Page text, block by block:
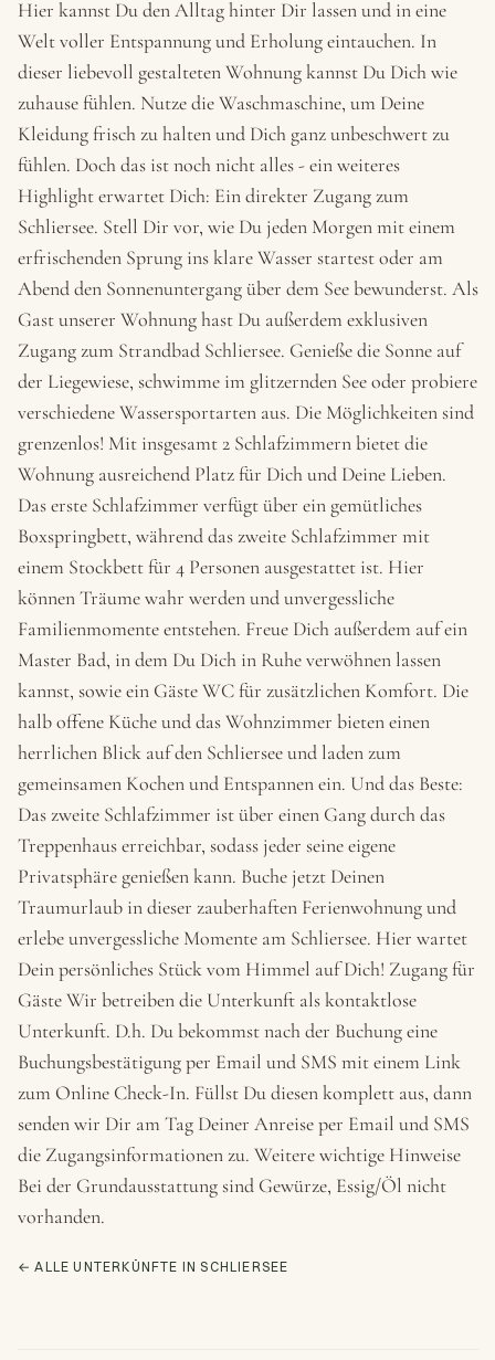
Hier kannst Du den Alltag hinter Dir lassen und in eine
Welt voller Entspannung und Erholung eintauchen. In
dieser liebevoll gestalteten Wohnung kannst Du Dich wie
zuhause fühlen. Nutze die Waschmaschine, um Deine
Kleidung frisch zu halten und Dich ganz unbeschwert zu
fühlen. Doch das ist noch nicht alles - ein weiteres
Highlight erwartet Dich: Ein direkter Zugang zum
Schliersee. Stell Dir vor, wie Du jeden Morgen mit einem
erfrischenden Sprung ins klare Wasser startest oder am
Abend den Sonnenuntergang über dem See bewunderst. Als
Gast unserer Wohnung hast Du außerdem exklusiven
Zugang zum Strandbad Schliersee. Genieße die Sonne auf
der Liegewiese, schwimme im glitzernden See oder probiere
verschiedene Wassersportarten aus. Die Möglichkeiten sind
grenzenlos! Mit insgesamt 2 Schlafzimmern bietet die
Wohnung ausreichend Platz für Dich und Deine Lieben.
Das erste Schlafzimmer verfügt über ein gemütliches
Boxspringbett, während das zweite Schlafzimmer mit
einem Stockbett für 4 Personen ausgestattet ist. Hier
können Träume wahr werden und unvergessliche
Familienmomente entstehen. Freue Dich außerdem auf ein
Master Bad, in dem Du Dich in Ruhe verwöhnen lassen
kannst, sowie ein Gäste WC für zusätzlichen Komfort. Die
halb offene Küche und das Wohnzimmer bieten einen
herrlichen Blick auf den Schliersee und laden zum
gemeinsamen Kochen und Entspannen ein. Und das Beste:
Das zweite Schlafzimmer ist über einen Gang durch das
Treppenhaus erreichbar, sodass jeder seine eigene
Privatsphäre genießen kann. Buche jetzt Deinen
Traumurlaub in dieser zauberhaften Ferienwohnung und
erlebe unvergessliche Momente am Schliersee. Hier wartet
Dein persönliches Stück vom Himmel auf Dich! Zugang für
Gäste Wir betreiben die Unterkunft als kontaktlose
Unterkunft. D.h. Du bekommst nach der Buchung eine
Buchungsbestätigung per Email und SMS mit einem Link
zum Online Check-In. Füllst Du diesen komplett aus, dann
senden wir Dir am Tag Deiner Anreise per Email und SMS
die Zugangsinformationen zu. Weitere wichtige Hinweise
Bei der Grundausstattung sind Gewürze, Essig/Öl nicht
vorhanden.
← ALLE UNTERKÜNFTE IN SCHLIERSEE